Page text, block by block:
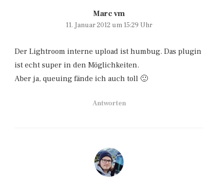
Marc vm
11. Januar 2012 um 15:29 Uhr
Der Lightroom interne upload ist humbug. Das plugin
ist echt super in den Möglichkeiten.
Aber ja, queuing fände ich auch toll 🙂
Antworten